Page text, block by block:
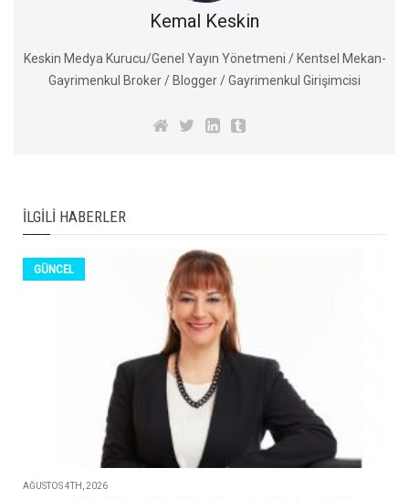
Kemal Keskin
Keskin Medya Kurucu/Genel Yayın Yönetmeni / Kentsel Mekan-
Gayrimenkul Broker / Blogger / Gayrimenkul Girişimcisi
İLGILI HABERLER
GÜNCEL
AĞUSTOS 4TH, 2026